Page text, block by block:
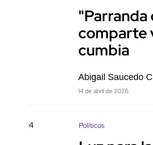
comparte
cumbia
Abigail Saucedo
14 de abril de 2026
4 Políticos